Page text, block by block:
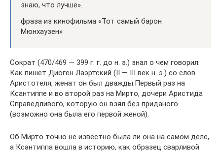
знаю, что лучше».
фраза из кинофильма «Тот самый барон
Мюнхаузен»
Сократ (470/469 — 399 г. г. до н. э.) знал о чем говорил.
Как пишет Диоген Лаэртский (II — III век н. э.) со слов
Аристотеля, женат он был дважды.Первый раз на
Ксантиппе и во второй раз на Мирто, дочери Аристида
Справедливого, которую он взял без приданого
(возможно она была его первой женой).
Об Мирто точно не известно была ли она на самом деле,
а Ксантиппа вошла в историю, как образец сварливой